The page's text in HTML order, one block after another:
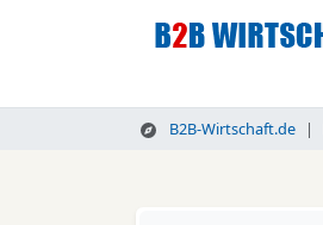
B2B-Wirtschaft.de